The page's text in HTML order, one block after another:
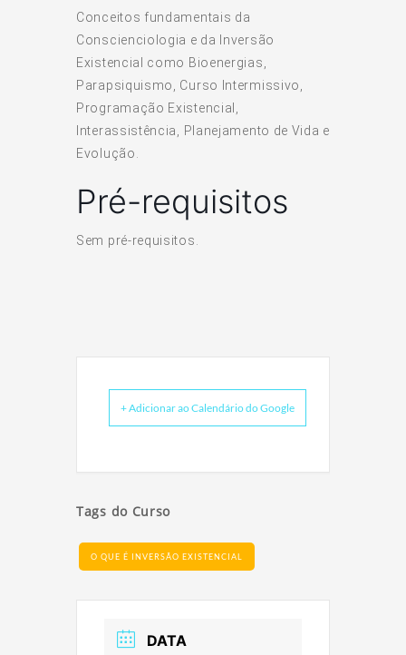
Conceitos fundamentais da
Conscienciologia e da Inversão
Existencial como Bioenergias,
Parapsiquismo, Curso Intermissivo,
Programação Existencial,
Interassistência, Planejamento de Vida e
Evolução.
Pré-requisitos
Sem pré-requisitos.
+ Adicionar ao Calendário do Google
Tags do Curso
O QUE É INVERSÃO EXISTENCIAL
DATA